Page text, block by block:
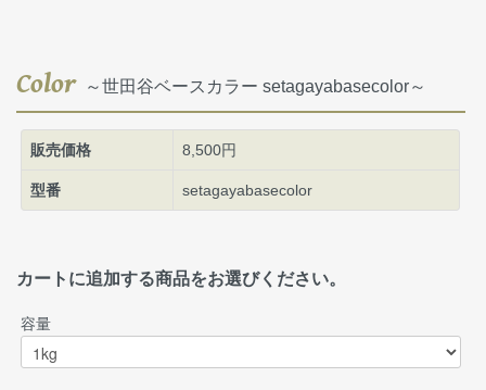
Color～世田谷ベースカラー setagayabasecolor～
販売価格 8,500円
型番 setagayabasecolor
カートに追加する商品をお選びください。
容量